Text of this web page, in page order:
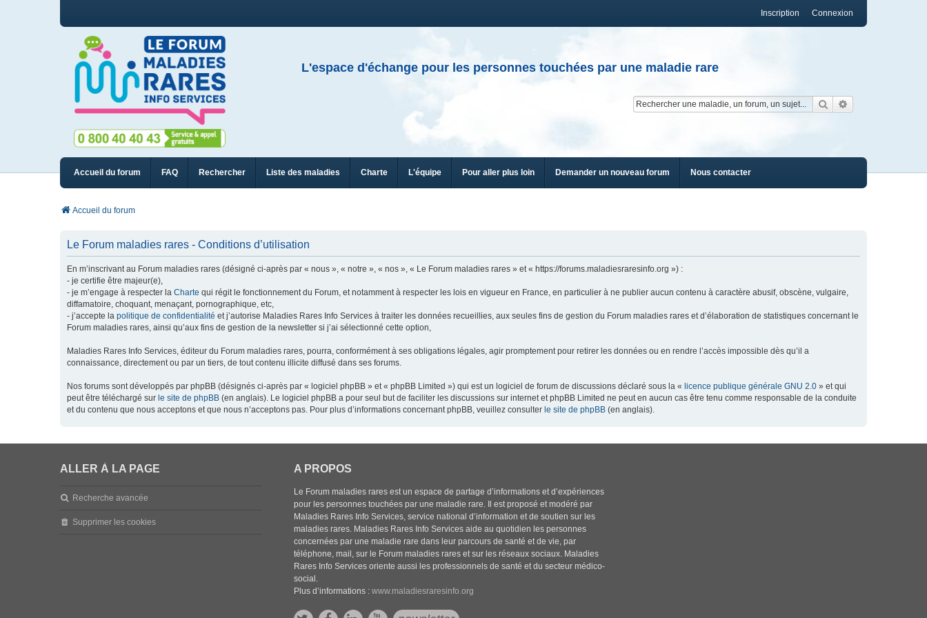
Connexion
Inscription
L'espace d'échange pour les personnes touchées par une maladie rare
Rechercher
Accueil du forum FAQ Rechercher Liste des maladies Charte L'équipe Pour aller plus loin Demander un nouveau forum Nous contacter
Accueil du forum
Le Forum maladies rares - Conditions d’utilisation
En m’inscrivant au Forum maladies rares (désigné ci-après par « nous », « notre », « nos », « Le Forum maladies rares » et « https://forums.maladiesraresinfo.org ») :
- je certifie être majeur(e),
- je m’engage à respecter la Charte qui régit le fonctionnement du Forum, et notamment à respecter les lois en vigueur en France, en particulier à ne publier aucun contenu à caractère abusif, obscène, vulgaire,
diffamatoire, choquant, menaçant, pornographique, etc,
- j’accepte la politique de confidentialité et j’autorise Maladies Rares Info Services à traiter les données recueillies, aux seules fins de gestion du Forum maladies rares et d’élaboration de statistiques concernant le
Forum maladies rares, ainsi qu’aux fins de gestion de la newsletter si j’ai sélectionné cette option,
Maladies Rares Info Services, éditeur du Forum maladies rares, pourra, conformément à ses obligations légales, agir promptement pour retirer les données ou en rendre l’accès impossible dès qu’il a
connaissance, directement ou par un tiers, de tout contenu illicite diffusé dans ses forums.
Nos forums sont développés par phpBB (désignés ci-après par « logiciel phpBB » et « phpBB Limited ») qui est un logiciel de forum de discussions déclaré sous la « licence publique générale GNU 2.0 » et qui
peut être téléchargé sur le site de phpBB (en anglais). Le logiciel phpBB a pour seul but de faciliter les discussions sur internet et phpBB Limited ne peut en aucun cas être tenu comme responsable de la conduite
et du contenu que nous acceptons et que nous n’acceptons pas. Pour plus d’informations concernant phpBB, veuillez consulter le site de phpBB (en anglais).
ALLER À LA PAGE
Recherche avancée
Supprimer les cookies
A PROPOS
Le Forum maladies rares est un espace de partage d’informations et d’expériences
pour les personnes touchées par une maladie rare. Il est proposé et modéré par
Maladies Rares Info Services, service national d’information et de soutien sur les
maladies rares. Maladies Rares Info Services aide au quotidien les personnes
concernées par une maladie rare dans leur parcours de santé et de vie, par
téléphone, mail, sur le Forum maladies rares et sur les réseaux sociaux. Maladies
Rares Info Services oriente aussi les professionnels de santé et du secteur médico-
social.
Plus d’informations :www.maladiesraresinfo.org